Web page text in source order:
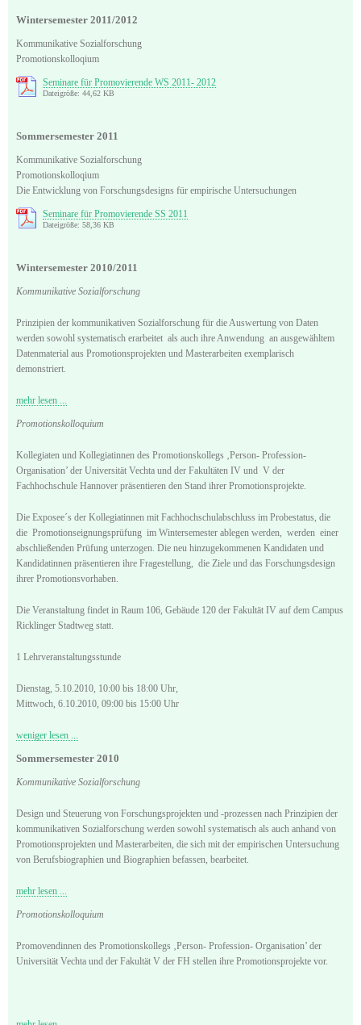
Wintersemester 2011/2012
Kommunikative Sozialforschung
Promotionskolloqium
Seminare für Promovierende WS 2011- 2012
Dateigröße: 44,62 KB
Sommersemester 2011
Kommunikative Sozialforschung
Promotionskolloqium
Die Entwicklung von Forschungsdesigns für empirische Untersuchungen
Seminare für Promovierende SS 2011
Dateigröße: 58,36 KB
Wintersemester 2010/2011
Kommunikative Sozialforschung
Prinzipien der kommunikativen Sozialforschung für die Auswertung von Daten
werden sowohl systematisch erarbeitet als auch ihre Anwendung an ausgewähltem
Datenmaterial aus Promotionsprojekten und Masterarbeiten exemplarisch
demonstriert.
mehr lesen ...
Promotionskolloquium
Kollegiaten und Kollegiatinnen des Promotionskollegs ‚Person- Profession-
Organisation’ der Universität Vechta und der Fakultäten IV und V der
Fachhochschule Hannover präsentieren den Stand ihrer Promotionsprojekte.
Die Exposee´s der Kollegiatinnen mit Fachhochschulabschluss im Probestatus, die
die Promotionseignungsprüfung im Wintersemester ablegen werden, werden einer
abschließenden Prüfung unterzogen. Die neu hinzugekommenen Kandidaten und
Kandidatinnen präsentieren ihre Fragestellung, die Ziele und das Forschungsdesign
ihrer Promotionsvorhaben.
Die Veranstaltung findet in Raum 106, Gebäude 120 der Fakultät IV auf dem Campus
Ricklinger Stadtweg statt.
1 Lehrveranstaltungsstunde
Dienstag, 5.10.2010, 10:00 bis 18:00 Uhr,
Mittwoch, 6.10.2010, 09:00 bis 15:00 Uhr
weniger lesen ...
Sommersemester 2010
Kommunikative Sozialforschung
Design und Steuerung von Forschungsprojekten und -prozessen nach Prinzipien der
kommunikativen Sozialforschung werden sowohl systematisch als auch anhand von
Promotionsprojekten und Masterarbeiten, die sich mit der empirischen Untersuchung
von Berufsbiographien und Biographien befassen, bearbeitet.
mehr lesen ...
Promotionskolloquium
Promovendinnen des Promotionskollegs ‚Person- Profession- Organisation’ der
Universität Vechta und der Fakultät V der FH stellen ihre Promotionsprojekte vor.